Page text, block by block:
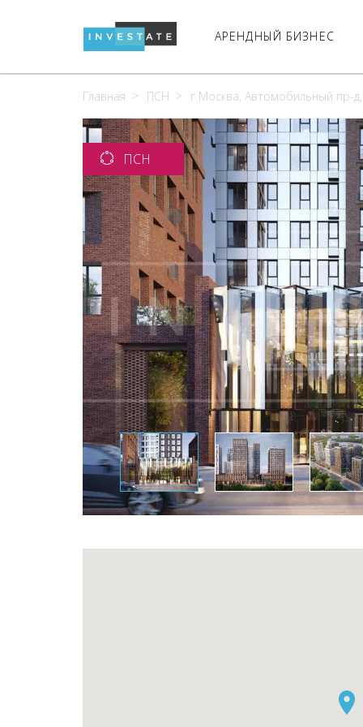
АРЕНДНЫЙ БИЗНЕС
Главная ПСН г Москва, Автомобильный пр-
ПСН